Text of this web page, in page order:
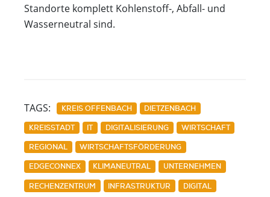
Standorte komplett Kohlenstoff-, Abfall- und
Wasserneutral sind.
TAGS: KREIS OFFENBACH DIETZENBACH
KREISSTADT IT DIGITALISIERUNG WIRTSCHAFT
REGIONAL WIRTSCHAFTSFÖRDERUNG
EDGECONNEX KLIMANEUTRAL UNTERNEHMEN
RECHENZENTRUM INFRASTRUKTUR DIGITAL